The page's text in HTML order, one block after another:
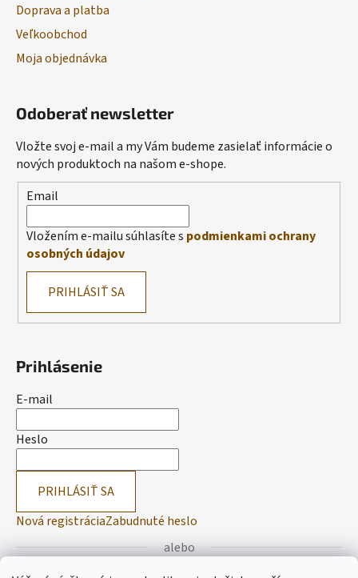
Doprava a platba
Veľkoobchod
Moja objednávka
Odoberať newsletter
Vložte svoj e-mail a my Vám budeme zasielať informácie o
nových produktoch na našom e-shope.
Email
Vložením e-mailu súhlasíte s podmienkami ochrany
osobných údajov
PRIHLÁSIŤ SA
Prihlásenie
E-mail
Heslo
PRIHLÁSIŤ SA
Nová registráciaZabudnuté heslo
alebo